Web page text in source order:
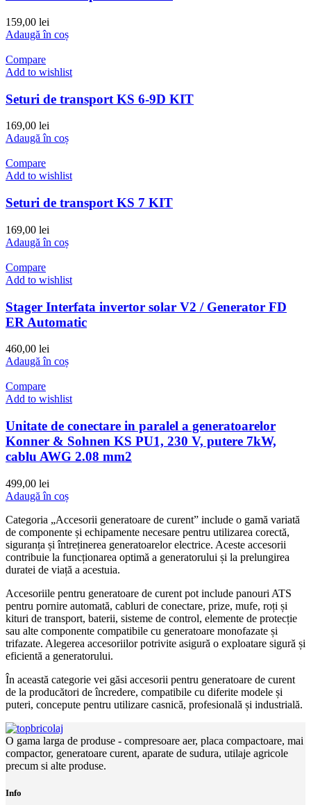
159,00 lei
Adaugă în coș
Compare
Add to wishlist
Seturi de transport KS 6-9D KIT
169,00 lei
Adaugă în coș
Compare
Add to wishlist
Seturi de transport KS 7 KIT
169,00 lei
Adaugă în coș
Compare
Add to wishlist
Stager Interfata invertor solar V2 / Generator FD
ER Automatic
460,00 lei
Adaugă în coș
Compare
Add to wishlist
Unitate de conectare in paralel a generatoarelor
Konner & Sohnen KS PU1, 230 V, putere 7kW,
cablu AWG 2.08 mm2
499,00 lei
Adaugă în coș
Categoria „Accesorii generatoare de curent” include o gamă variată
de componente și echipamente necesare pentru utilizarea corectă,
siguranța și întreținerea generatoarelor electrice. Aceste accesorii
contribuie la funcționarea optimă a generatorului și la prelungirea
duratei de viață a acestuia.
Accesoriile pentru generatoare de curent pot include panouri ATS
pentru pornire automată, cabluri de conectare, prize, mufe, roți și
kituri de transport, baterii, sisteme de control, elemente de protecție
sau alte componente compatibile cu generatoare monofazate și
trifazate. Alegerea accesoriilor potrivite asigură o exploatare sigură și
eficientă a generatorului.
În această categorie vei găsi accesorii pentru generatoare de curent
de la producători de încredere, compatibile cu diferite modele și
puteri, concepute pentru utilizare casnică, profesională și industrială.
O gama larga de produse - compresoare aer, placa compactoare, mai
compactor, generatoare curent, aparate de sudura, utilaje agricole
precum si alte produse.
Info